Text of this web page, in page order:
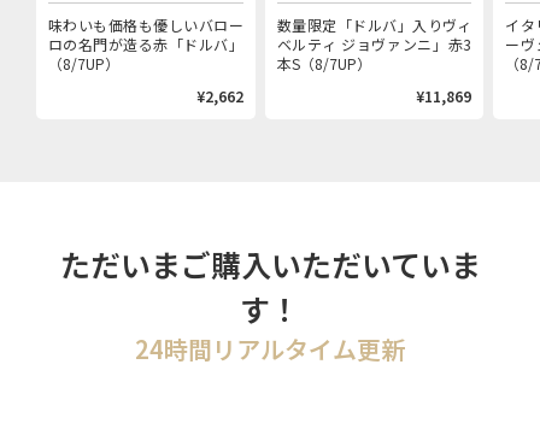
味わいも価格も優しいバロー
ロの名門が造る赤「ドルバ」
（8/7UP）
¥2,662
数量限定「ドルバ」入りヴィ
ベルティ ジョヴァンニ」赤3
本S（8/7UP）
¥11,869
イタ
ー
（
ただいまご購入いただいていま
す！
24時間リアルタイム更新